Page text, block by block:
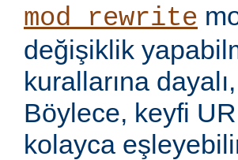
mod_rewrite
değişiklik
kurallarına
Böylece, keyfi
kolayca